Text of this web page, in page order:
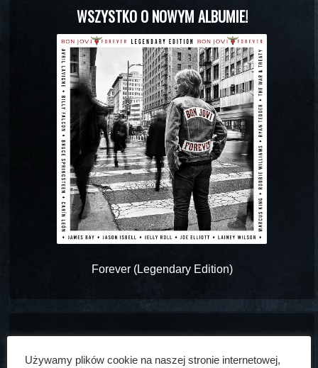
WSZYSTKO O NOWYM ALBUMIE!
Forever (Legendary Edition)
Używamy plików cookie na naszej stronie internetowej,